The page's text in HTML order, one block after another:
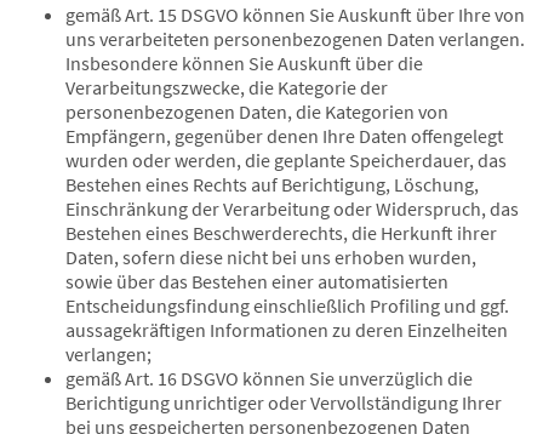
gemäß Art. 15 DSGVO können Sie Auskunft über Ihre von
uns verarbeiteten personenbezogenen Daten verlangen.
Insbesondere können Sie Auskunft über die
Verarbeitungszwecke, die Kategorie der
personenbezogenen Daten, die Kategorien von
Empfängern, gegenüber denen Ihre Daten offengelegt
wurden oder werden, die geplante Speicherdauer, das
Bestehen eines Rechts auf Berichtigung, Löschung,
Einschränkung der Verarbeitung oder Widerspruch, das
Bestehen eines Beschwerderechts, die Herkunft ihrer
Daten, sofern diese nicht bei uns erhoben wurden,
sowie über das Bestehen einer automatisierten
Entscheidungsfindung einschließlich Profiling und ggf.
aussagekräftigen Informationen zu deren Einzelheiten
verlangen;
gemäß Art. 16 DSGVO können Sie unverzüglich die
Berichtigung unrichtiger oder Vervollständigung Ihrer
bei uns gespeicherten personenbezogenen Daten